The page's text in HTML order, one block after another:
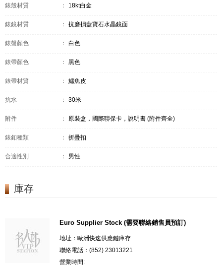
錶殼材質 ： 18kt白金
錶鏡材質 ： 抗磨損藍寶石水晶鏡面
錶盤顏色 ： 白色
錶帶顏色 ： 黑色
錶帶材質 ： 鱷魚皮
抗水 ： 30米
附件 ： 原裝盒，國際聯保卡，說明書 (附件齊全)
錶釦種類 ： 折疊扣
合適性別 ： 男性
庫存
Euro Supplier Stock (需要聯絡銷售員預訂)
地址：歐洲快速供應鏈庫存
聯絡電話：(852) 23013221
營業時間: